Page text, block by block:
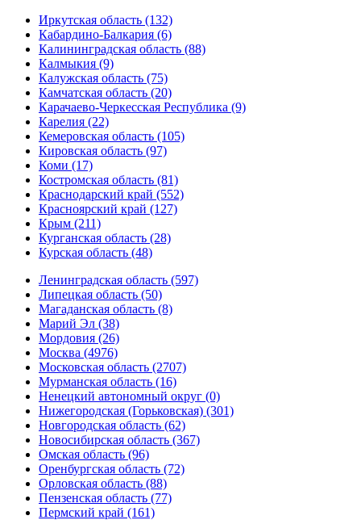
Иркутская область (132)
Кабардино-Балкария (6)
Калининградская область (88)
Калмыкия (9)
Калужская область (75)
Камчатская область (20)
Карачаево-Черкесская Республика (9)
Карелия (22)
Кемеровская область (105)
Кировская область (97)
Коми (17)
Костромская область (81)
Краснодарский край (552)
Красноярский край (127)
Крым (211)
Курганская область (28)
Курская область (48)
Ленинградская область (597)
Липецкая область (50)
Магаданская область (8)
Марий Эл (38)
Мордовия (26)
Москва (4976)
Московская область (2707)
Мурманская область (16)
Ненецкий автономный округ (0)
Нижегородская (Горьковская) (301)
Новгородская область (62)
Новосибирская область (367)
Омская область (96)
Оренбургская область (72)
Орловская область (88)
Пензенская область (77)
Пермский край (161)